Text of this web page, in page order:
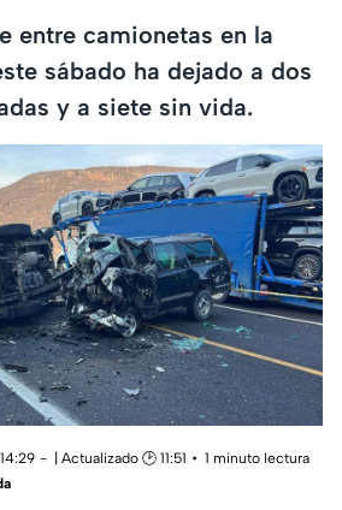
entre camionetas en la
sábado ha dejado a dos
y a siete sin vida.
| Actualizado 🕑 11:51
1 minuto lectura